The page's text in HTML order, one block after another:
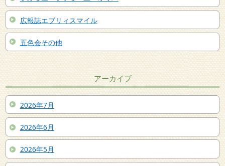
広報誌エブリィスマイル
五色会その他
アーカイブ
2026年7月
2026年6月
2026年5月